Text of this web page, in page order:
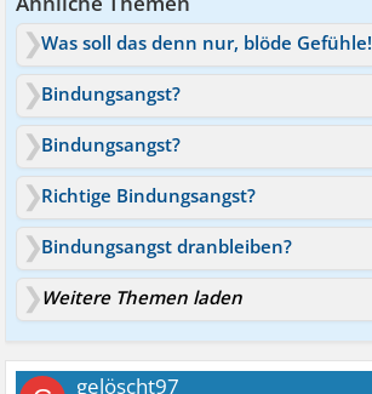
Was soll das denn nur, blöde Gefühle!
Bindungsangst?
Bindungsangst?
Richtige Bindungsangst?
Bindungsangst dranbleiben?
Weitere Themen laden
gelöscht97